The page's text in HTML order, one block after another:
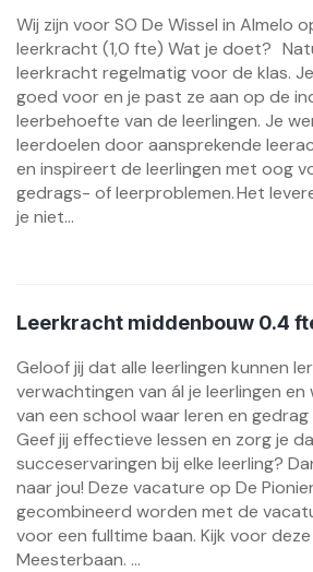
Wij zijn voor SO De Wissel in Almelo
leerkracht (1,0 fte) Wat je doet?
leerkracht regelmatig voor de klas.
goed voor en je past ze aan op de
leerbehoefte van de leerlingen. Je
leerdoelen door aansprekende
en inspireert de leerlingen met oog
gedrags- of leerproblemen. Het
je niet...
Leerkracht middenbouw 0.4
Geloof jij dat alle leerlingen kunnen
verwachtingen van ál je leerlingen
van een school waar leren en
Geef jij effectieve lessen en zorg je
succeservaringen bij elke leerling?
naar jou! Deze vacature op De
gecombineerd worden met de
voor een fulltime baan. Kijk voor
Meesterbaan. ...